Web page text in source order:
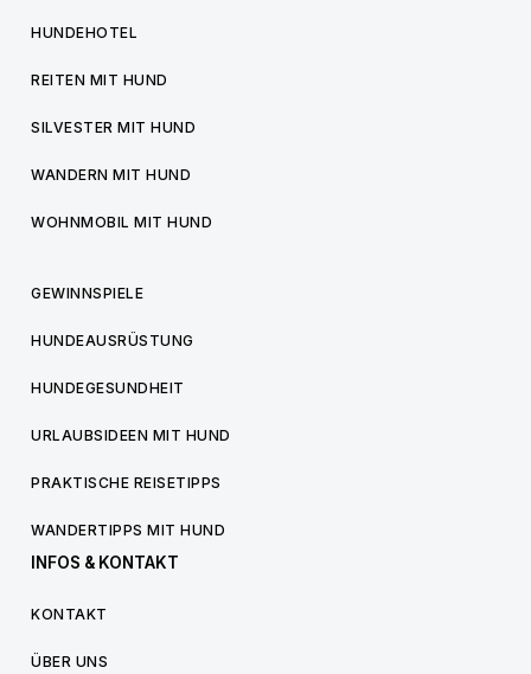
HUNDEHOTEL
REITEN MIT HUND
SILVESTER MIT HUND
WANDERN MIT HUND
WOHNMOBIL MIT HUND
GEWINNSPIELE
HUNDEAUSRÜSTUNG
HUNDEGESUNDHEIT
URLAUBSIDEEN MIT HUND
PRAKTISCHE REISETIPPS
WANDERTIPPS MIT HUND
INFOS & KONTAKT
KONTAKT
ÜBER UNS